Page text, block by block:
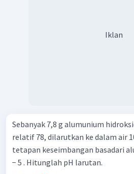
Iklan
Sebanyak 7,8 g alumunium
relatif 78, dilarutkan ke dalam air
tetapan keseimbangan basadari
− 5 . Hitunglah pH larutan.